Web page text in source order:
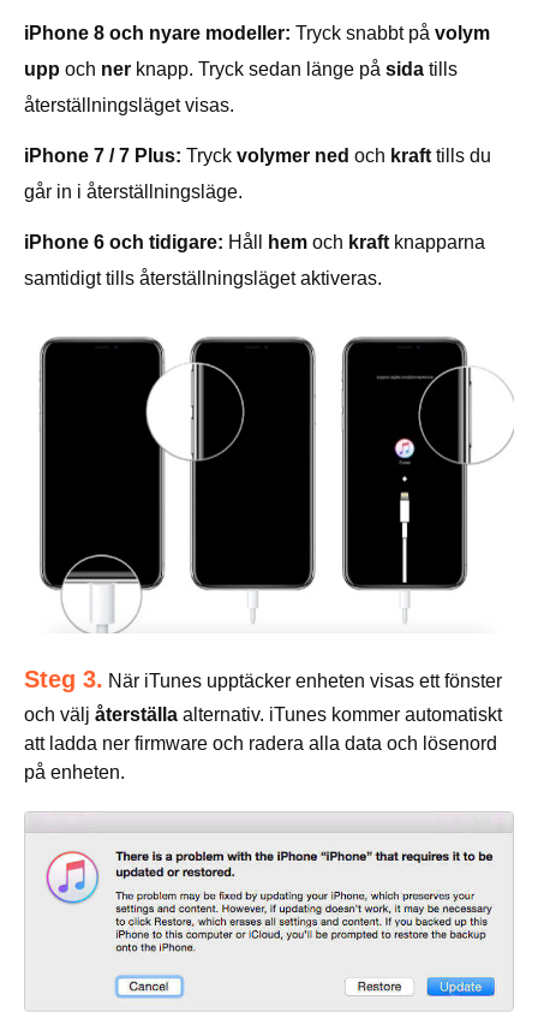
iPhone 8 och nyare modeller: Tryck snabbt på volym
upp och ner knapp. Tryck sedan länge på sida tills
återställningsläget visas.
iPhone 7 / 7 Plus: Tryck volymer ned och kraft tills du
går in i återställningsläge.
iPhone 6 och tidigare: Håll hem och kraft knapparna
samtidigt tills återställningsläget aktiveras.
Steg 3. När iTunes upptäcker enheten visas ett fönster
och välj återställa alternativ. iTunes kommer automatiskt
att ladda ner firmware och radera alla data och lösenord
på enheten.